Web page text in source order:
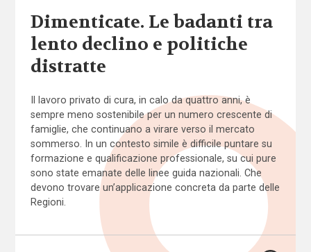
Dimenticate. Le badanti tra
lento declino e politiche
distratte
Il lavoro privato di cura, in calo da quattro anni, è
sempre meno sostenibile per un numero crescente di
famiglie, che continuano a virare verso il mercato
sommerso. In un contesto simile è difficile puntare su
formazione e qualificazione professionale, su cui pure
sono state emanate delle linee guida nazionali. Che
devono trovare un’applicazione concreta da parte delle
Regioni.